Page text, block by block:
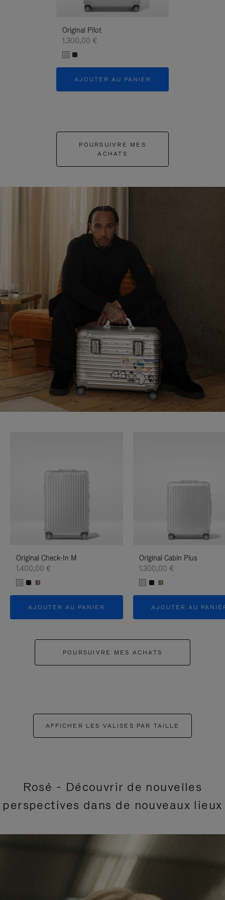
Original Pilot
1.300,00 €
AJOUTER AU PANIER
POURSUIVRE MES
ACHATS
Original Check-In M
1.400,00 €
AJOUTER AU PANIER
Original Cabin Plus
1.300,00 €
AJOUTER AU
POURSUIVRE MES ACHATS
AFFICHER LES VALISES PAR TAILLE
Rosé - Découvrir de nouvelles
perspectives dans de nouveaux lieux